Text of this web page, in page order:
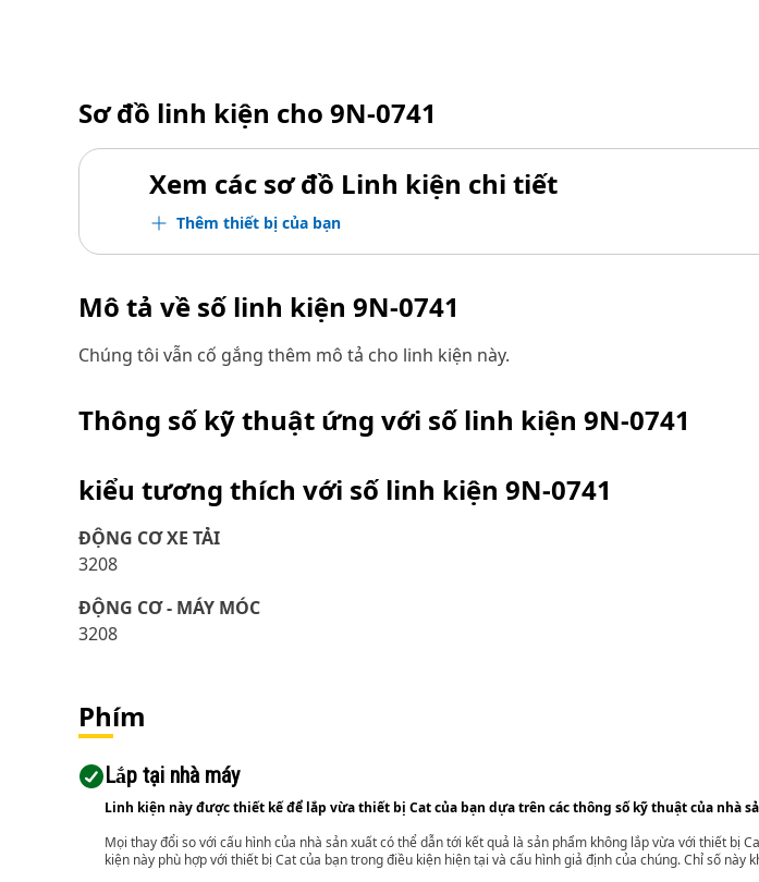
Sơ đồ linh kiện cho 9N-0741
Xem các sơ đồ Linh kiện chi tiết
Thêm thiết bị của bạn
Mô tả về số linh kiện 9N-0741
Chúng tôi vẫn cố gắng thêm mô tả cho linh kiện này.
Thông số kỹ thuật ứng với số linh kiện 9N-0741
kiểu tương thích với số linh kiện 9N-0741
ĐỘNG CƠ XE TẢI
3208
ĐỘNG CƠ - MÁY MÓC
3208
Phím
Lắp tại nhà máy
Linh kiện này được thiết kế để lắp vừa thiết bị Cat của bạn dựa trên các thông số kỹ thuật của nhà
Mọi thay đổi so với cấu hình của nhà sản xuất có thể dẫn tới kết quả là sản phẩm không lắp vừa với thiết bị
kiện này phù hợp với thiết bị Cat của bạn trong điều kiện hiện tại và cấu hình giả định của chúng. Chỉ số